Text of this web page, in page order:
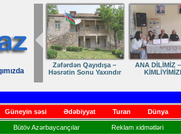
Zəfərdən Qayıdışa –
Həsrətin Sonu Yaxındır
ANA DİLİMİZ
Güneyin səsi Ədəbiyyat Turan Dünya
Bütöv Azərbaycançılar Reklam xidmətləri